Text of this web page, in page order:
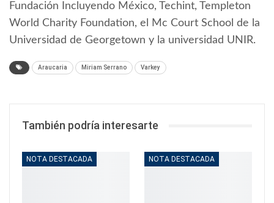
Fundación Incluyendo México, Techint, Templeton
World Charity Foundation, el Mc Court School de la
Universidad de Georgetown y la universidad UNIR.
Araucaria Miriam Serrano Varkey
También podría interesarte
NOTA DESTACADA NOTA DESTACADA